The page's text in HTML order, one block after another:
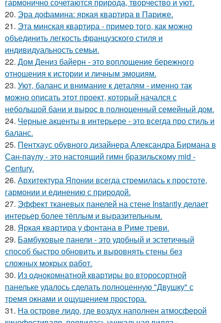
20. Эра дофамина: яркая квартира в Париже.
21. Эта минская квартира - пример того, как можно
объединить легкость французского стиля и
индивидуальность семьи.
22. Дом Дениз байерн - это воплощение бережного
отношения к истории и личным эмоциям.
23. Уют, баланс и внимание к деталям - именно так
можно описать этот проект, который начался с
небольшой бани и вырос в полноценный семейный дом.
24. Черные акценты в интерьере - это всегда про стиль и
баланс.
25. Пентхаус обувного дизайнера Александра Бирмана в
Сан-паулу - это настоящий гимн бразильскому mid -
Century.
26. Архитектура Японии всегда стремилась к простоте,
гармонии и единению с природой.
27. Эффект тканевых панелей на стене Instantly делает
интерьер более тёплым и выразительным.
28. Яркая квартира у фонтана в Риме треви.
29. Бамбуковые панели - это удобный и эстетичный
способ быстро обновить и выровнять стены без
сложных мокрых работ.
30. Из однокомнатной квартиры во второсортной
панельке удалось сделать полноценную "Двушку" с
тремя окнами и ощущением простора.
31. На острове лидо, где воздух наполнен атмосферой